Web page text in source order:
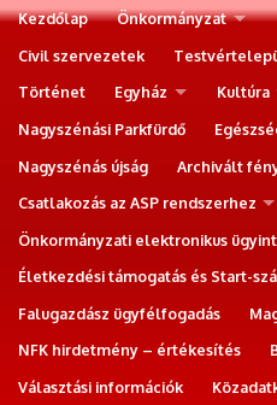
Kezdőlap Önkormányzat
Civil szervezetek
Történet
Egyház Kultúra
Nagyszénási Parkfürdő
Nagyszénás újság
Archivált
Csatlakozás az ASP rendszerhez
Önkormányzati elektronikus
Életkezdési támogatás és Start-
Falugazdász ügyfélfogadás
NFK hirdetmény – értékesítés
Választási információk